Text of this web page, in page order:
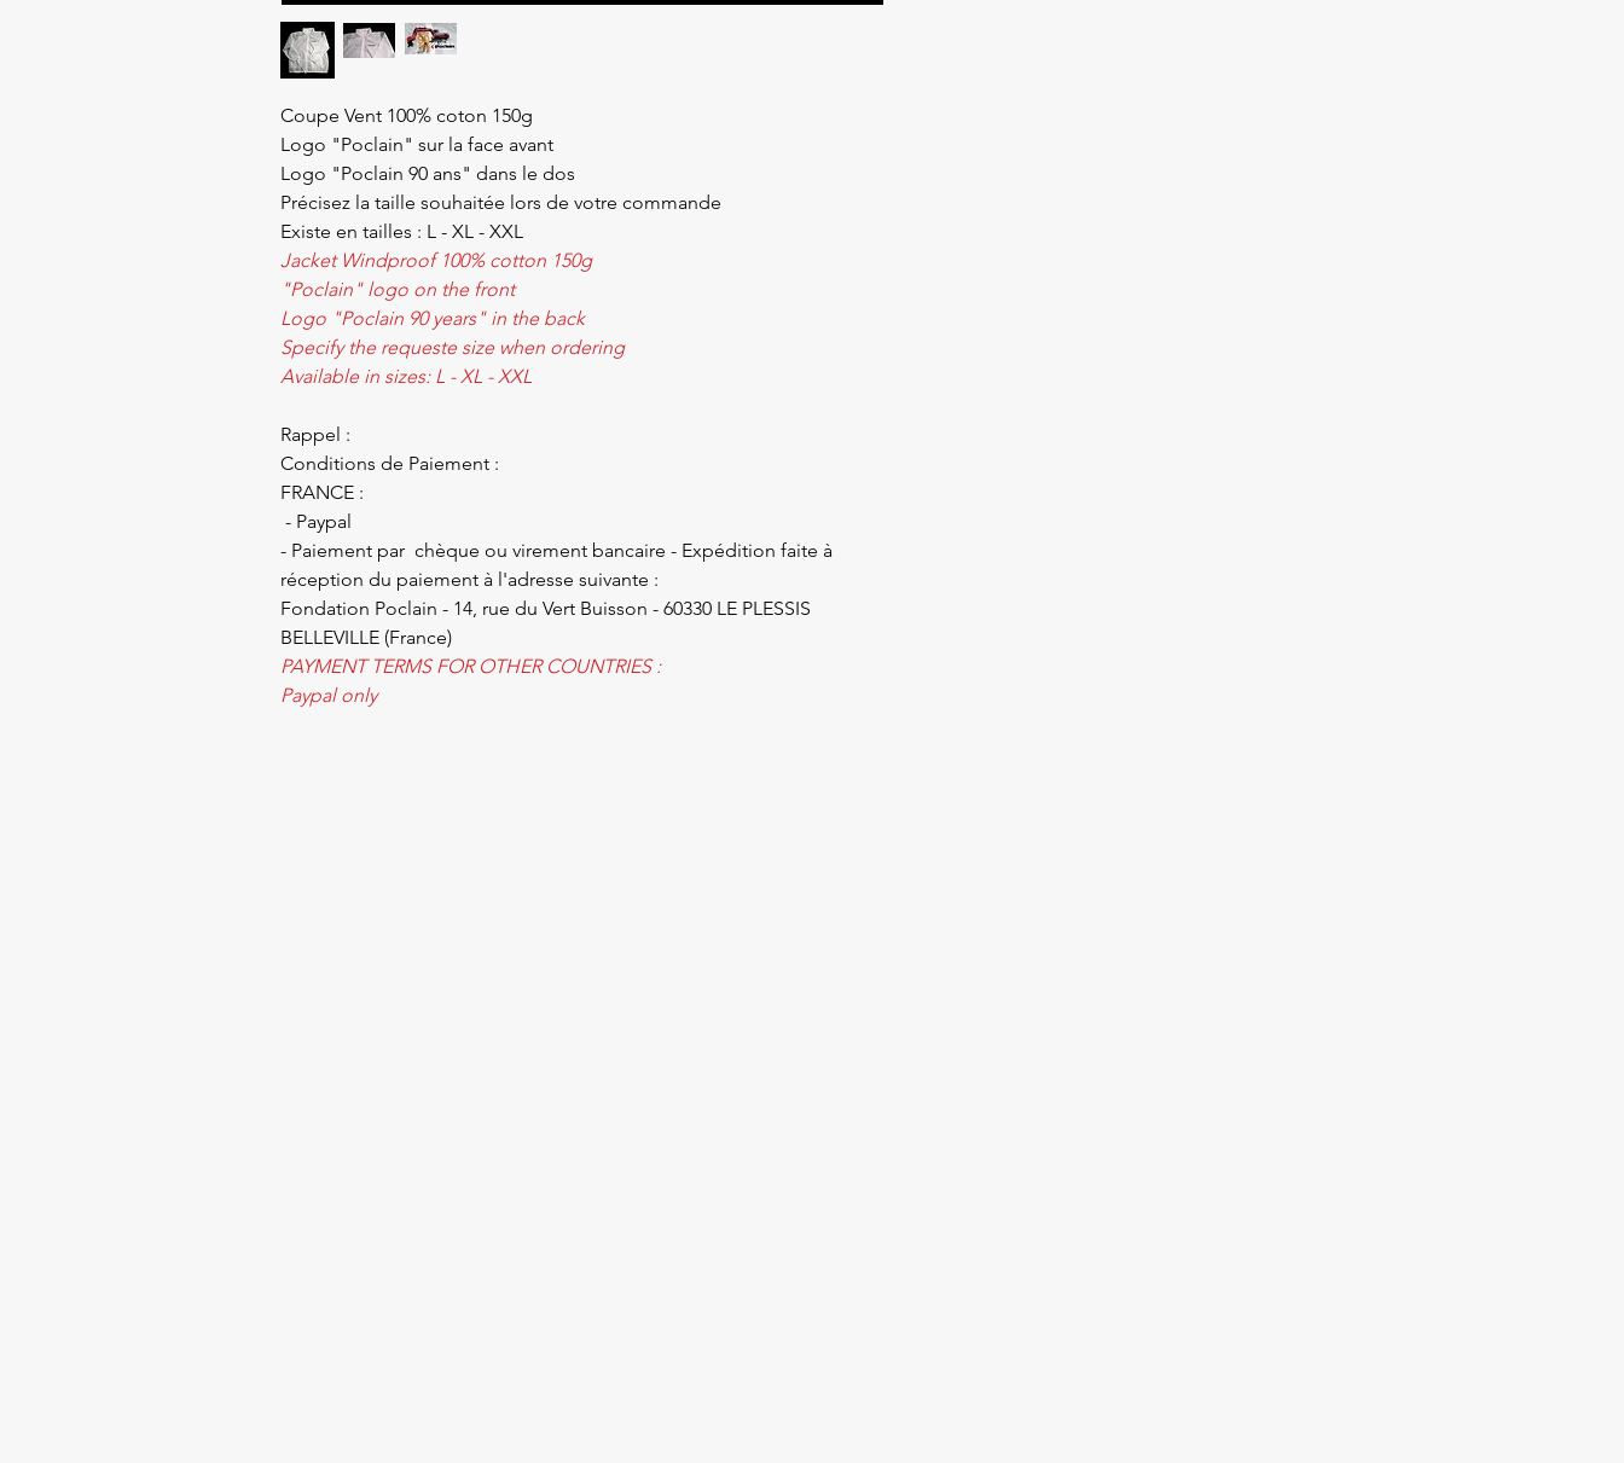
Coupe Vent 100% coton 150g
Logo "Poclain" sur la face avant
Logo "Poclain 90 ans" dans le dos
Précisez la taille souhaitée lors de votre commande
Existe en tailles : L - XL - XXL
Jacket Windproof 100% cotton 150g
"Poclain" logo on the front
Logo "Poclain 90 years" in the back
Specify the requeste size when ordering
Available in sizes: L - XL - XXL
Rappel :
Conditions de Paiement :
FRANCE :
- Paypal
- Paiement par chèque ou virement bancaire - Expédition faite à
réception du paiement à l'adresse suivante :
Fondation Poclain - 14, rue du Vert Buisson - 60330 LE PLESSIS
BELLEVILLE (France)
PAYMENT TERMS FOR OTHER COUNTRIES :
Paypal only